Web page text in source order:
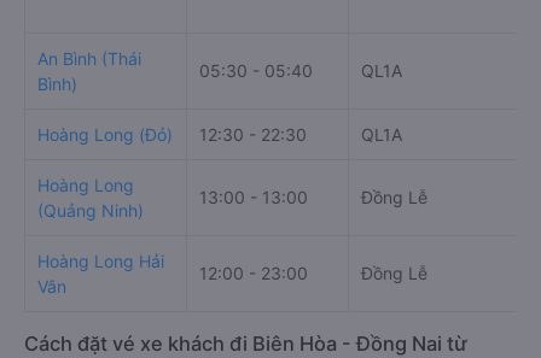
An Bình (Thái
Bình)
05:30 - 05:40 QL1A
Hoàng Long (Đỏ) 12:30 - 22:30 QL1A
Hoàng Long
(Quảng Ninh)
13:00 - 13:00 Đồng Lễ
Hoàng Long Hải
Vân
12:00 - 23:00 Đồng Lễ
Cách đặt vé xe khách đi Biên Hòa - Đồng Nai từ